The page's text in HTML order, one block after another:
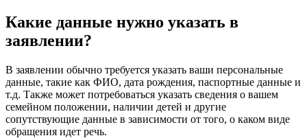
Какие данные нужно указать в
заявлении?
В заявлении обычно требуется указать ваши персональные
данные, такие как ФИО, дата рождения, паспортные данные и
т.д. Также может потребоваться указать сведения о вашем
семейном положении, наличии детей и другие
сопутствующие данные в зависимости от того, о каком виде
обращения идет речь.